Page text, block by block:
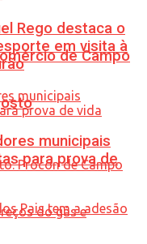
de Campo
Rego destaca o
em visita à
municipais
para prova de